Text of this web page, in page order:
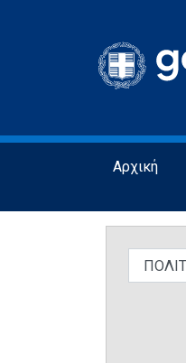
Gov.gr
Αρχική